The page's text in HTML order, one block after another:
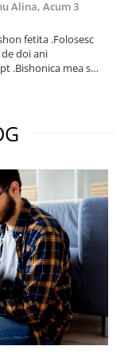
Alina, Acum 3
fetita .Folosesc
doi ani
.Bishonica mea se
recomand cu
!